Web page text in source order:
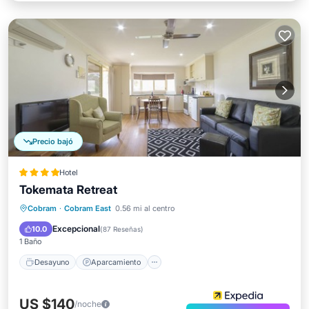
Precio bajó
Hotel
Tokemata Retreat
Cobram · Cobram East 0.56 mi al centro
10.0 Excepcional(87 Reseñas)
1 Baño
Desayuno Aparcamiento
Desayuno Aparcamiento
Balcón/Terraza
US $140/noche